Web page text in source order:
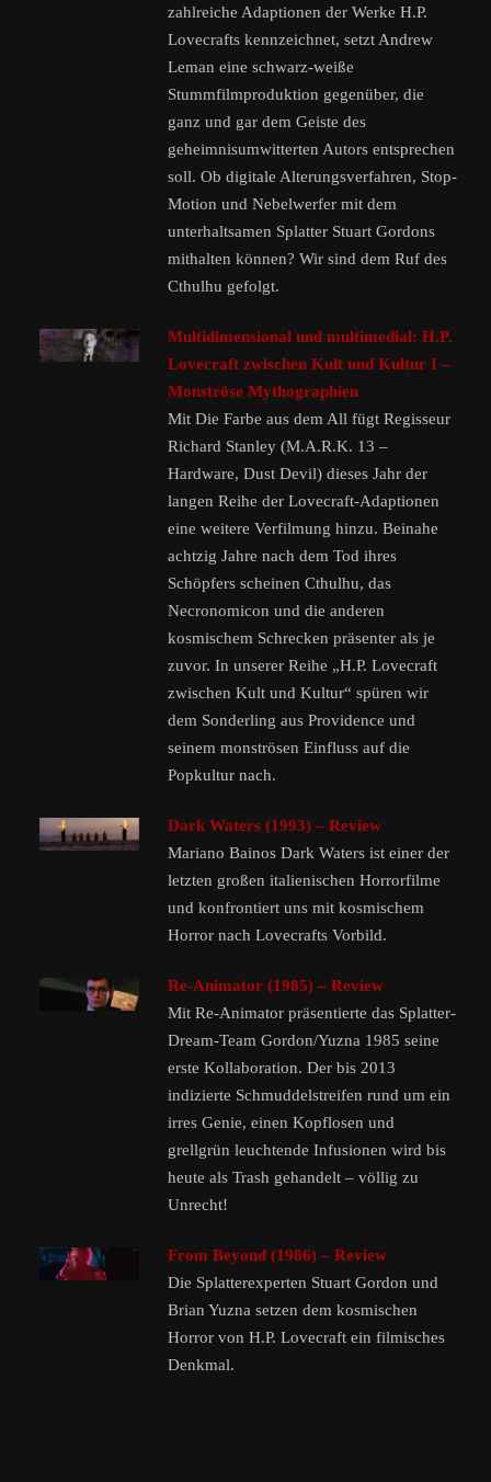
zahlreiche Adaptionen der Werke H.P.
Lovecrafts kennzeichnet, setzt Andrew
Leman eine schwarz-weiße
Stummfilmproduktion gegenüber, die
ganz und gar dem Geiste des
geheimnisumwitterten Autors entsprechen
soll. Ob digitale Alterungsverfahren, Stop-
Motion und Nebelwerfer mit dem
unterhaltsamen Splatter Stuart Gordons
mithalten können? Wir sind dem Ruf des
Cthulhu gefolgt.
Multidimensional und multimedial: H.P.
Lovecraft zwischen Kult und Kultur I –
Monströse Mythographien
Mit Die Farbe aus dem All fügt Regisseur
Richard Stanley (M.A.R.K. 13 –
Hardware, Dust Devil) dieses Jahr der
langen Reihe der Lovecraft-Adaptionen
eine weitere Verfilmung hinzu. Beinahe
achtzig Jahre nach dem Tod ihres
Schöpfers scheinen Cthulhu, das
Necronomicon und die anderen
kosmischem Schrecken präsenter als je
zuvor. In unserer Reihe „H.P. Lovecraft
zwischen Kult und Kultur“ spüren wir
dem Sonderling aus Providence und
seinem monströsen Einfluss auf die
Popkultur nach.
Dark Waters (1993) – Review
Mariano Bainos Dark Waters ist einer der
letzten großen italienischen Horrorfilme
und konfrontiert uns mit kosmischem
Horror nach Lovecrafts Vorbild.
Re-Animator (1985) – Review
Mit Re-Animator präsentierte das Splatter-
Dream-Team Gordon/Yuzna 1985 seine
erste Kollaboration. Der bis 2013
indizierte Schmuddelstreifen rund um ein
irres Genie, einen Kopflosen und
grellgrün leuchtende Infusionen wird bis
heute als Trash gehandelt – völlig zu
Unrecht!
From Beyond (1986) – Review
Die Splatterexperten Stuart Gordon und
Brian Yuzna setzen dem kosmischen
Horror von H.P. Lovecraft ein filmisches
Denkmal.